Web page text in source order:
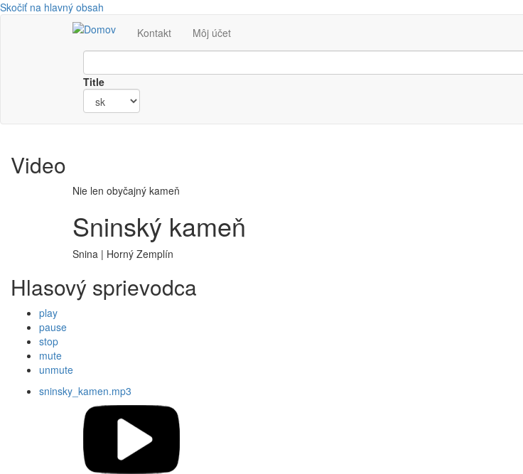
Skočiť na hlavný obsah
Kontakt
Môj účet
Title
Video
Nie len obyčajný kameň
Sninský kameň
Snina | Horný Zemplín
Hlasový sprievodca
play
pause
stop
mute
unmute
sninsky_kamen.mp3